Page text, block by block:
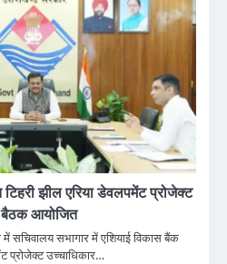
झील एरिया डेवलपमेंट प्रोजेक्ट
बैठक आयोजित
सचिवालय सभागार में एशियाई विकास बैंक
प्रोजेक्ट उच्चाधिकार…